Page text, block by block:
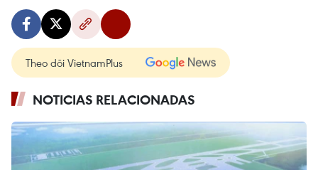
Theo dõi VietnamPlus
NOTICIAS RELACIONADAS